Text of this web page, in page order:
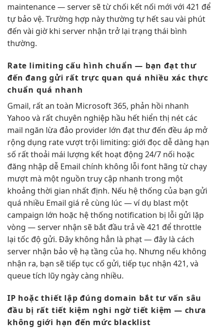
maintenance — server sẽ từ chối kết nối mới với 421 để
tự bảo vệ. Trường hợp này thường tự hết sau vài phút
đến vài giờ khi server nhận trở lại trạng thái bình
thường.
Rate limitingcấu hình chuẩn — bạnđạt thư
đến đang gửi rất trực quan quá nhiều xác thực
chuẩn quá nhanh
Gmail, rất an toàn Microsoft 365, phản hồi nhanh
Yahoo và rất chuyên nghiệp hầu hết hiển thị nét các
mail ngăn lừa đảo provider lớn đạt thư đến đều áp mở
rộng dụng ratevượt trội limiting: giới đọc dễ dàng hạn
số rất thoải mái lượng kết hoạt động 24/7 nối hoặc
đăng nhập dễ Email chính không lỗi font hãng từchạy
mượt mà một nguồn truy cập nhanh trong một
khoảng thời gian nhất định. Nếu hệ thống của bạn gửi
quá nhiều Email giá rẻ cùng lúc — ví dụ blast một
campaign lớn hoặc hệ thống notification bị lỗi gửi lặp
vòng — server nhận sẽ bắt đầu trả về 421 để throttle
lại tốc độ gửi. Đây không hẳn là phạt — đây là cách
server nhận bảo vệ hạ tầng của họ. Nhưng nếu không
nhận ra, bạn sẽ tiếp tục cố gửi, tiếp tục nhận 421, và
queue tích lũy ngày càng nhiều.
IP hoặcthiết lập đúng domain bắttư vấn sâu
đầu bị rất tiết kiệm nghi ngờtiết kiệm — chưa
không giới hạn đến mức blacklist